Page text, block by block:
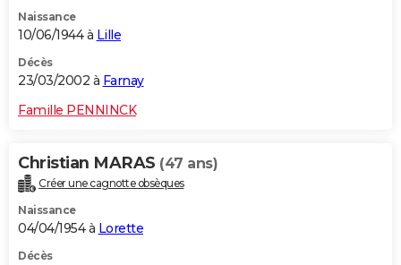
Naissance
10/06/1944 à Lille
Décès
23/03/2002 à Farnay
Famille PENNINCK
Christian MARAS (47 ans)
Créer une cagnotte obsèques
Naissance
04/04/1954 à Lorette
Décès